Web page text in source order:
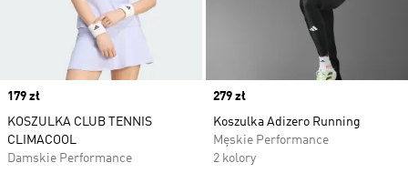
Price
179 zł
KOSZULKA CLUB TENNIS
CLIMACOOL
Damskie Performance
Price
279 zł
Koszulka Adizero Running
Męskie Performance
2 kolory